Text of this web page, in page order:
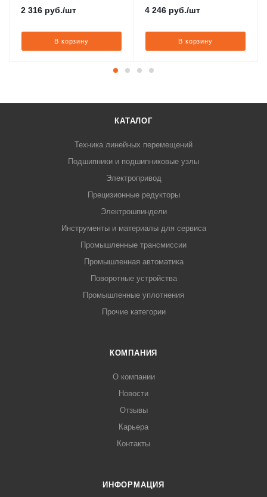
2 316 руб./шт
В корзину
4 246 руб./шт
В корзину
КАТАЛОГ
Техника линейных перемещений
Подшипники и подшипниковые узлы
Электропривод
Прецизионные редукторы
Электрошпиндели
Инструменты и материалы для сервиса
Промышленные трансмиссии
Промышленная автоматика
Поворотные устройства
Промышленные уплотнения
Прочие категории
КОМПАНИЯ
О компании
Новости
Отзывы
Карьера
Контакты
ИНФОРМАЦИЯ